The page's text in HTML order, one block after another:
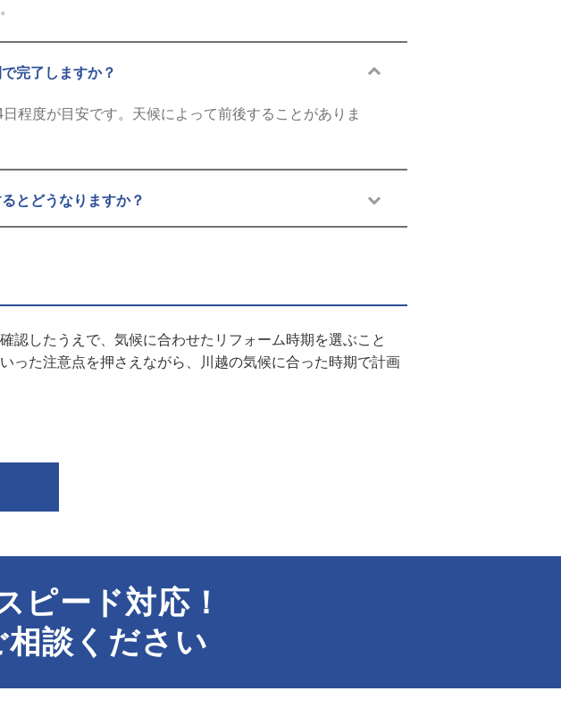
完了しますか？
程度が目安です。天候によって前後することがありま
とどうなりますか？
認したうえで、気候に合わせたリフォーム時期を選ぶこと
った注意点を押さえながら、川越の気候に合った時期で計画
ピード対応！
談ください